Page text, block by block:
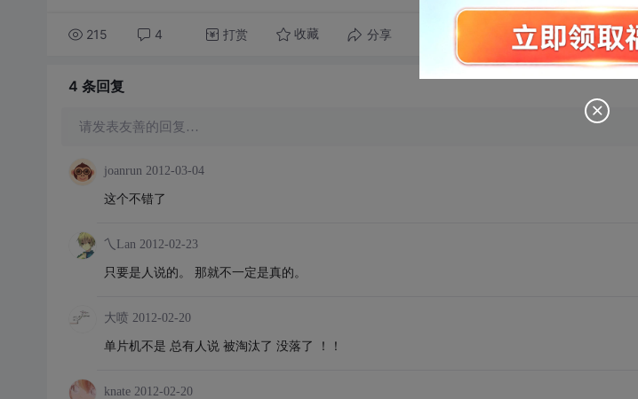
215 4 打赏 收藏 分享 转发到动态 举报
4 条回复
请发表友善的回复…
joanrun 2012-03-04
这个不错了
乀Lan 2012-02-23
只要是人说的。 那就不一定是真的。
大喷 2012-02-20
单片机不是 总有人说 被淘汰了 没落了 ！！
knate 2012-02-20